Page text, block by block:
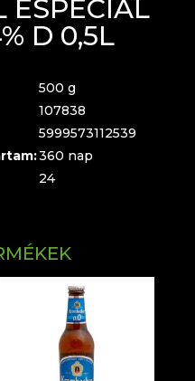
ESPECIAL
D 0,5L
500 g
107838
5999573112539
360 nap
24